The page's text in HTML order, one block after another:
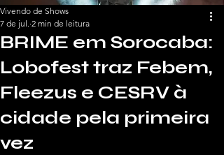
BRIME em Sorocaba:
Lobofest traz Febem,
Fleezus e CESRV à
cidade pela primeira
vez
Vivendo de Shows
7 de jul. 2 min de leitura